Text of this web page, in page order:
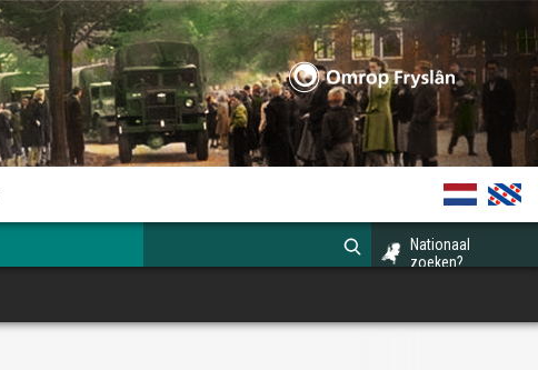
Nationaal
zoeken?